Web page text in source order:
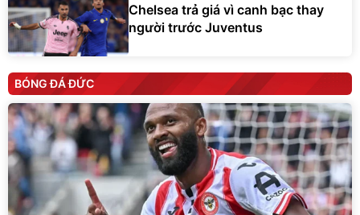
Chelsea trả giá vì canh bạc thay
người trước Juventus
BÓNG ĐÁ ĐỨC